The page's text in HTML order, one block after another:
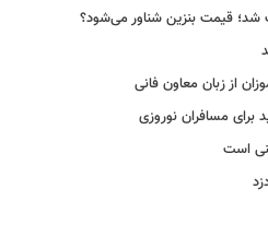
قیمت بنزین شناور می‌شود؟
از زبان معاون فانی
مسافران نوروزی
است